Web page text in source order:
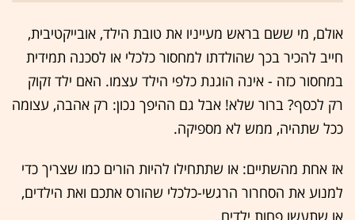
אולם, מי ששם בראש מעייניו את טובת הילד, אובייקטיבית,
חייב להכיר בכך שהולדתו למחסור כלכלי או לסכנה תמידית
במחסור כזה - אינה הוגנת כלפי הילד עצמו. האם ילד זקוק
רק לכסף? ברור שלא! אבל גם ההיפך נכון: רק אהבה, עצומה
ככל שתהיה, ממש לא מספיקה.
אז אחת מהשתיים: או שתתחילו להיות הורים כמו שצריך כדי
למנוע את הסחרור הרגשי-כלכלי שהורס אתכם ואת הילדים,
או שתעשו פחות ילדים.